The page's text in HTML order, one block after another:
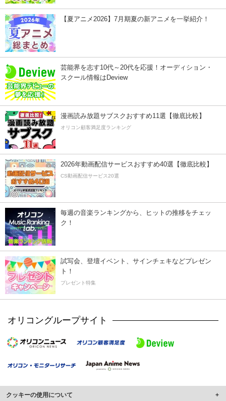
【夏アニメ2026】7月期夏の新アニメを一挙紹介！
芸能界を志す10代～20代を応援！オーディション・
スクール情報はDeview
漫画読み放題サブスクおすすめ11選【徹底比較】
オリコン顧客満足度ランキング
2026年動画配信サービスおすすめ40選【徹底比較】
CS動画配信サービス20選
毎週の音楽ランキングから、ヒットの推移をチェッ
ク！
試写会、登壇イベント、サインチェキなどプレゼン
ト！
プレゼント特集
オリコングループサイト
クッキーの使用について